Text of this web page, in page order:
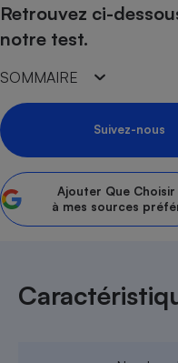
Retrouvez ci-
notre test.
SOMMAIRE
Suivez-nous
Ajouter Que Choisir
à mes sources